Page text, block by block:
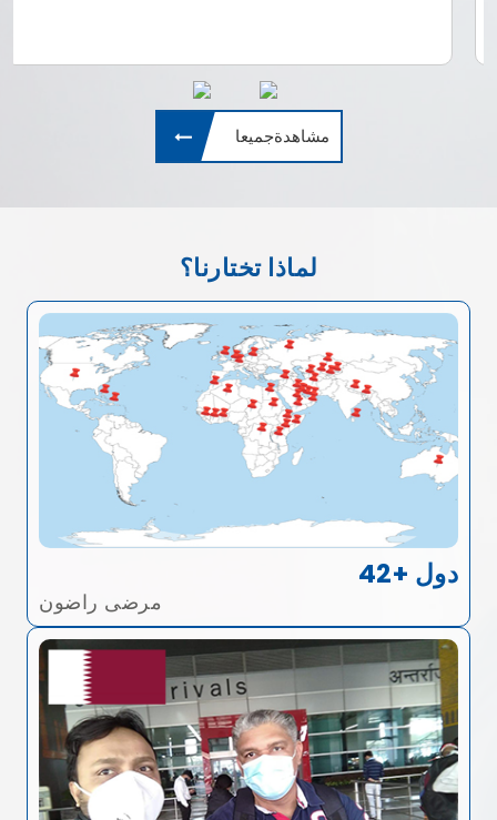
مشاهدةجميعا
لماذا تختارنا؟
42+ دول
مرضى راضون